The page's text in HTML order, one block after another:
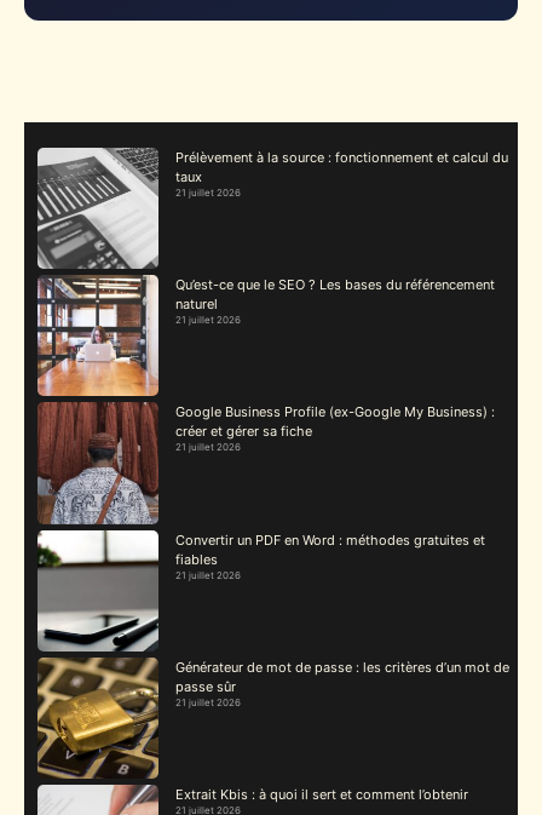
Prélèvement à la source : fonctionnement et calcul du
taux
21 juillet 2026
Qu’est-ce que le SEO ? Les bases du référencement
naturel
21 juillet 2026
Google Business Profile (ex-Google My Business) :
créer et gérer sa fiche
21 juillet 2026
Convertir un PDF en Word : méthodes gratuites et
fiables
21 juillet 2026
Générateur de mot de passe : les critères d’un mot de
passe sûr
21 juillet 2026
Extrait Kbis : à quoi il sert et comment l’obtenir
21 juillet 2026